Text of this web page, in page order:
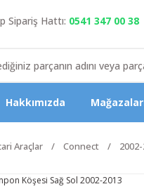
Sipariş Hattı: 0541 347 00 38
Hakkımızda
Araçlar Connect